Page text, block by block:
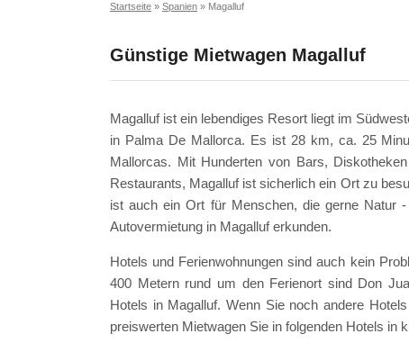
Startseite » Spanien » Magalluf
Günstige Mietwagen Magalluf
Magalluf ist ein lebendiges Resort liegt im
in Palma De Mallorca. Es ist 28 km, ca. 25
Mallorcas. Mit Hunderten von Bars,
Restaurants, Magalluf ist sicherlich ein Ort zu
ist auch ein Ort für Menschen, die gerne Natur
Autovermietung in Magalluf erkunden.
Hotels und Ferienwohnungen sind auch kein
400 Metern rund um den Ferienort sind Don
Hotels in Magalluf. Wenn Sie noch andere
preiswerten Mietwagen Sie in folgenden Hotels in